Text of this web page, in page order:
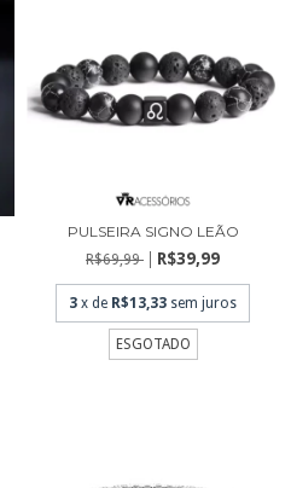
PULSEIRA SIGNO LEÃO
R$69,99 R$39,99
3 x de R$13,33 sem juros
ESGOTADO